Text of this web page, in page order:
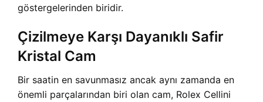
göstergelerinden biridir.
Çizilmeye Karşı Dayanıklı Safir
Kristal Cam
Bir saatin en savunmasız ancak aynı zamanda en
önemli parçalarından biri olan cam, Rolex Cellini